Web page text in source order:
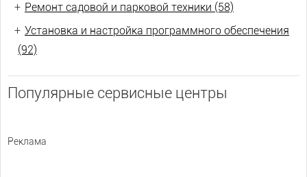
+ Ремонт садовой и парковой техники (58)
+ Установка и настройка программного обеспечения
(92)
Популярные сервисные центры
Реклама